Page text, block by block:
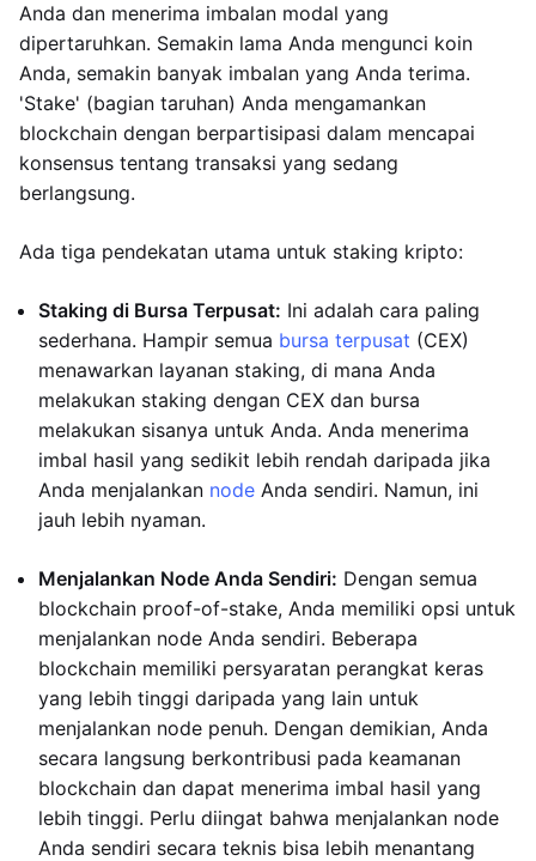
Anda dan menerima imbalan modal yang
dipertaruhkan. Semakin lama Anda mengunci koin
Anda, semakin banyak imbalan yang Anda terima.
'Stake' (bagian taruhan) Anda mengamankan
blockchain dengan berpartisipasi dalam mencapai
konsensus tentang transaksi yang sedang
berlangsung.
Ada tiga pendekatan utama untuk staking kripto:
Staking di Bursa Terpusat: Ini adalah cara paling
sederhana. Hampir semua bursa terpusat (CEX)
menawarkan layanan staking, di mana Anda
melakukan staking dengan CEX dan bursa
melakukan sisanya untuk Anda. Anda menerima
imbal hasil yang sedikit lebih rendah daripada jika
Anda menjalankan node Anda sendiri. Namun, ini
jauh lebih nyaman.
Menjalankan Node Anda Sendiri: Dengan semua
blockchain proof-of-stake, Anda memiliki opsi untuk
menjalankan node Anda sendiri. Beberapa
blockchain memiliki persyaratan perangkat keras
yang lebih tinggi daripada yang lain untuk
menjalankan node penuh. Dengan demikian, Anda
secara langsung berkontribusi pada keamanan
blockchain dan dapat menerima imbal hasil yang
lebih tinggi. Perlu diingat bahwa menjalankan node
Anda sendiri secara teknis bisa lebih menantang